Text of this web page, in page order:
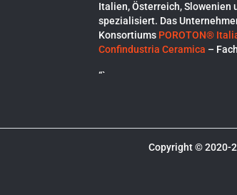
Italien, Österreich, Slowenien
spezialisiert. Das
Konsortiums POROTON®
Confindustria Ceramica –
“`
Copyright © 2020-